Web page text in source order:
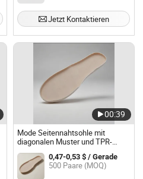
Jetzt Kontaktieren
00:39
Mode Seitennahtsohle mit
diagonalen Muster und TPR-
Material für Schuhreparatur
0,47-0,53 $ / Gerade
500 Paare (MOQ)